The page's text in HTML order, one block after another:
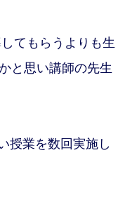
てもらうよりも生
と思い講師の先生
授業を数回実施し